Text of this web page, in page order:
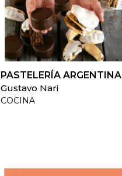
PASTELERÍA ARGENTINA
Gustavo Nari
COCINA